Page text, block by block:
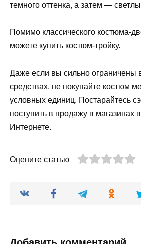
темного оттенка, а затем —
Помимо классического костюма-
можете купить костюм-тройку.
Даже если вы сильно ограничены
средствах, не покупайте костюм
условных единиц. Постарайтесь
поступить в продажу в магазинах
Интернете.
Оцените статью